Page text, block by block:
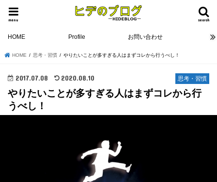
search
menu
HOME Profile お問い合わせ
HOME 思考・習慣 やりたいことが多すぎる人はまずコレから行うべし！
思考・習慣
2017.07.08 2020.08.10
やりたいことが多すぎる人はまずコレから行
うべし！